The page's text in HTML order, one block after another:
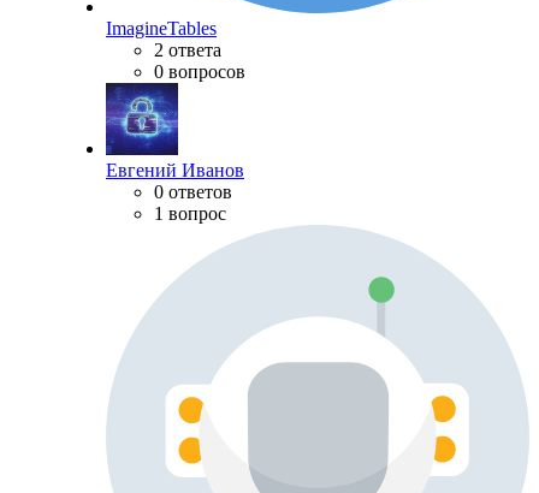
ImagineTables
2 ответа
0 вопросов
Евгений Иванов
0 ответов
1 вопрос